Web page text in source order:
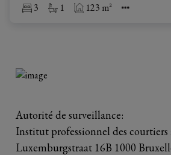
3 1 123 m²
Autorité de surveillance:
Institut professionnel des
Luxemburgstraat 16B 1000